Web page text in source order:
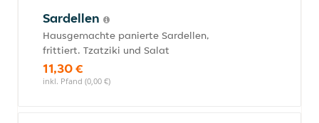
Sardellen
Hausgemachte panierte Sardellen,
frittiert. Tzatziki und Salat
11,30 €
inkl. Pfand (0,00 €)